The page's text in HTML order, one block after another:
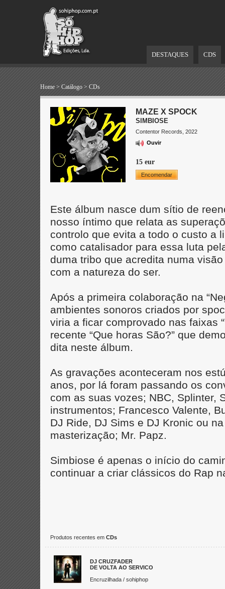
DESTAQUES CDS
Home > Catálogo > CDs
MAZE X SPOCK
SIMBIOSE
Contentor Records, 2022
Ouvir
15 eur
Encomendar
Este álbum nasce dum sítio de
nosso íntimo que relata as
controlo que evita a todo o custo a
como catalisador para essa luta
duma tribo que acredita numa
com a natureza do ser.
Após a primeira colaboração na
ambientes sonoros criados por
viria a ficar comprovado nas faixas
recente “Que horas São?” que
dita neste álbum.
As gravações aconteceram nos
anos, por lá foram passando os
com as suas vozes; NBC, Splinter,
instrumentos; Francesco Valente,
DJ Ride, DJ Sims e DJ Kronic ou
masterização; Mr. Papz.
Simbiose é apenas o início do
continuar a criar clássicos do Rap
Produtos recentes em CDs
DJ CRUZFADER
DE VOLTA AO SERVICO
Encruzilhada / sohiphop